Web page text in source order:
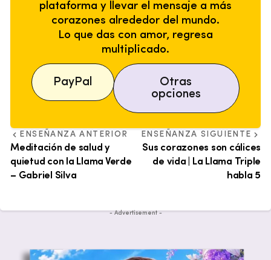
plataforma y llevar el mensaje a más
corazones alrededor del mundo.
Lo que das con amor, regresa
multiplicado.
PayPal
Otras
opciones
ENSEÑANZA ANTERIOR
Meditación de salud y
quietud con la Llama Verde
– Gabriel Silva
ENSEÑANZA SIGUIENTE
Sus corazones son cálices
de vida | La Llama Triple
habla 5
- Advertisement -